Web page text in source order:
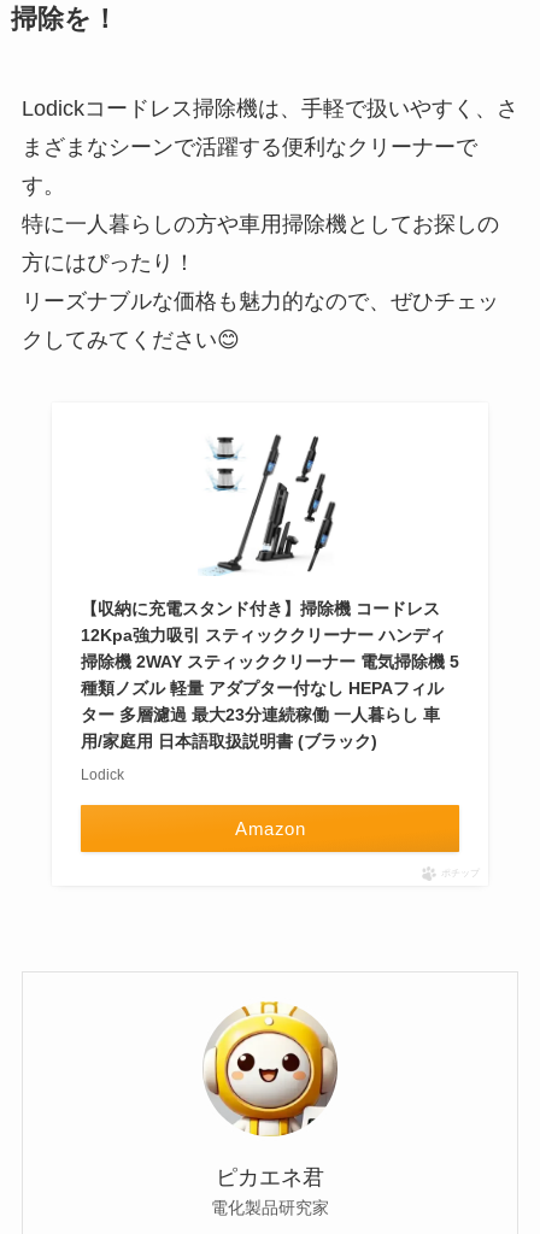
掃除を！
Lodickコードレス掃除機は、手軽で扱いやすく、さ
まざまなシーンで活躍する便利なクリーナーで
す。
特に一人暮らしの方や車用掃除機としてお探しの
方にはぴったり！
リーズナブルな価格も魅力的なので、ぜひチェッ
クしてみてください😊
【収納に充電スタンド付き】掃除機 コードレス
12Kpa強力吸引 スティッククリーナー ハンディ
掃除機 2WAY スティッククリーナー 電気掃除機 5
種類ノズル 軽量 アダプター付なし HEPAフィル
ター 多層濾過 最大23分連続稼働 一人暮らし 車
用/家庭用 日本語取扱説明書 (ブラック)
Lodick
Amazon
ポチップ
ピカエネ君
電化製品研究家